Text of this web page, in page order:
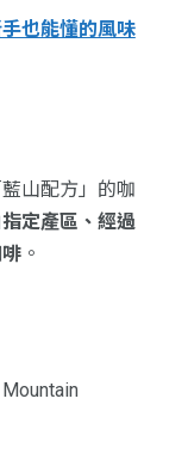
也能懂的風味
山配方」的咖
定產區、經過
。